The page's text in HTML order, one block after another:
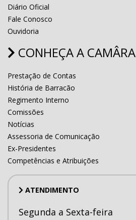
Diário Oficial
Fale Conosco
Ouvidoria
CONHEÇA A CAMÂRA
Prestação de Contas
História de Barracão
Regimento Interno
Comissões
Notícias
Assessoria de Comunicação
Ex-Presidentes
Competências e Atribuições
ATENDIMENTO
Segunda a Sexta-feira